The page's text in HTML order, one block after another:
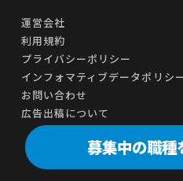
募集中の職種
運営会社
利用規約
プライバシーポリシー
インフォマティブデータポリシ
お問い合わせ
広告出稿について
© TIME MACHINE Inc.